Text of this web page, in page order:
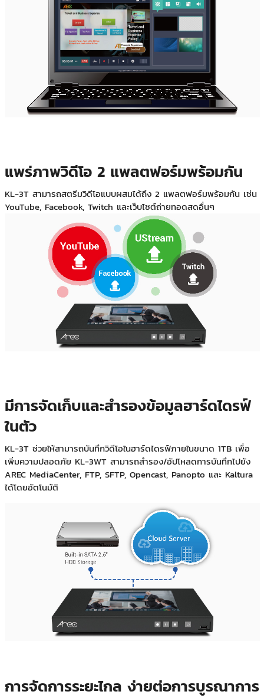
แพร่ภาพวิดีโอ 2 แพลตฟอร์มพร้อมกัน
KL-3T สามารถสตรีมวิดีโอแบบผสมได้ถึง 2 แพลตฟอร์มพร้อมกัน เช่น
YouTube, Facebook, Twitch และเว็บไซต์ถ่ายทอดสดอื่นๆ
มีการจัดเก็บและสำรองข้อมูลฮาร์ดไดรฟ์
ในตัว
KL-3T ช่วยให้สามารถบันทึกวิดีโอในฮาร์ดไดรฟ์ภายในขนาด 1TB เพื่อ
เพิ่มความปลอดภัย KL-3WT สามารถสำรอง/อัปโหลดการบันทึกไปยัง
AREC MediaCenter, FTP, SFTP, Opencast, Panopto และ Kaltura
ได้โดยอัตโนมัติ
การจัดการระยะไกล ง่ายต่อการบูรณาการ